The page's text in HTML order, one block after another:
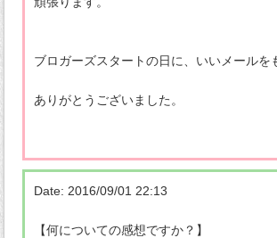
ブロガーズスタートの日に、いいメールを
ありがとうございました。
Date: 2016/09/01 22:13
【何についての感想ですか？】